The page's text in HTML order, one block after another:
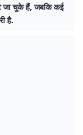
चुके हैं, जबकि कई
है.